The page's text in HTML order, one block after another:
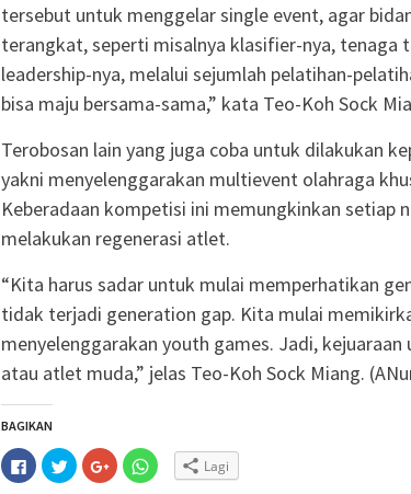
tersebut untuk menggelar single event, agar
terangkat, seperti misalnya klasifier-nya, tenaga
leadership-nya, melalui sejumlah pelatihan-
bisa maju bersama-sama,” kata Teo-Koh Sock
Terobosan lain yang juga coba untuk dilakukan
yakni menyelenggarakan multievent olahraga
Keberadaan kompetisi ini memungkinkan setiap
melakukan regenerasi atlet.
“Kita harus sadar untuk mulai memperhatikan
tidak terjadi generation gap. Kita mulai
menyelenggarakan youth games. Jadi,
atau atlet muda,” jelas Teo-Koh Sock Miang.
BAGIKAN
Klik
untuk
membagikan
Klik
untuk
berbagi
Klik
untuk
berbagi
Klik
untuk Lagi